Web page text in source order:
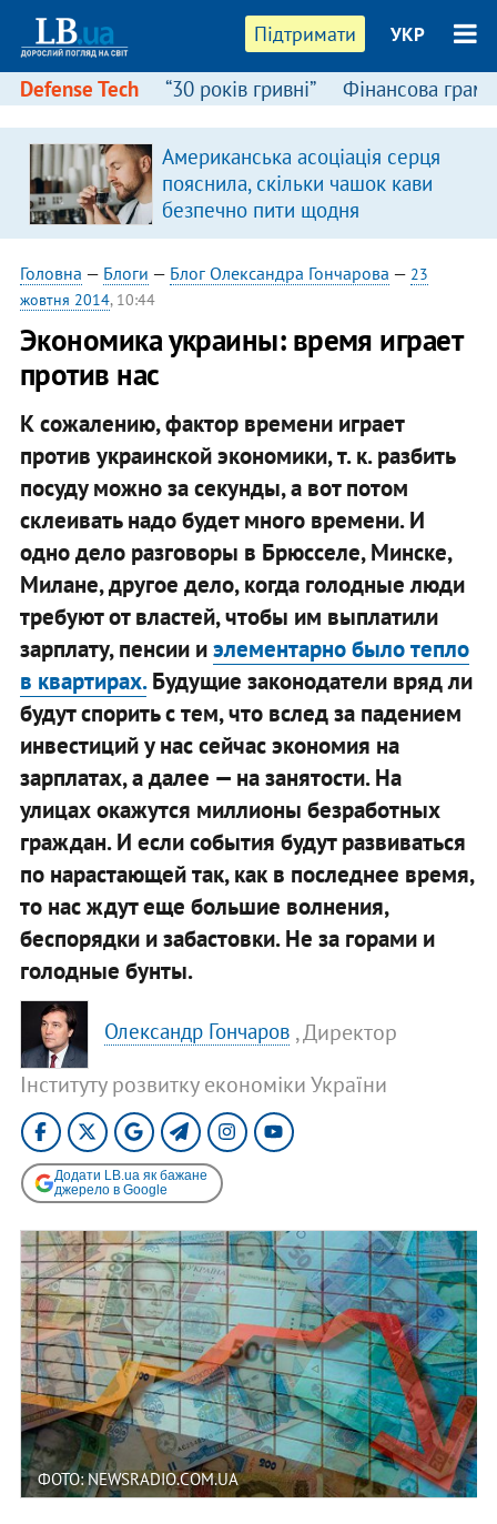
Підтримати УКР
Defense Tech “30 років гривні” Фінансова
Американська асоціація серця
пояснила, скільки чашок кави
безпечно пити щодня
Головна — Блоги — Блог Олександра Гончарова — 23
жовтня 2014, 10:44
Экономика украины: время играет
против нас
К сожалению, фактор времени играет
против украинской экономики, т. к. разбить
посуду можно за секунды, а вот потом
склеивать надо будет много времени. И
одно дело разговоры в Брюсселе, Минске,
Милане, другое дело, когда голодные люди
требуют от властей, чтобы им выплатили
зарплату, пенсии иэлементарно было тепло
в квартирах.Будущие законодатели вряд ли
будут спорить с тем, что вслед за падением
инвестиций у нас сейчас экономия на
зарплатах, а далее — на занятости. На
улицах окажутся миллионы безработных
граждан. И если события будут развиваться
по нарастающей так, как в последнее время,
то нас ждут еще большие волнения,
беспорядки и забастовки. Не за горами и
голодные бунты.
Олександр Гончаров , Директор
Інституту розвитку економіки України
Додати LB.ua як бажане
джерело в Google
ФОТО: NEWSRADIO.COM.UA